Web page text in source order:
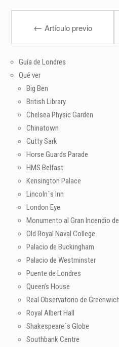
← Artículo previo
Guía de Londres
Qué ver
Big Ben
British Library
Chelsea Physic Garden
Chinatown
Cutty Sark
Horse Guards Parade
HMS Belfast
Kensington Palace
Lincoln´s Inn
London Eye
Monumento al Gran Incendio
Old Royal Naval College
Palacio de Buckingham
Palacio de Westminster
Puente de Londres
Queen’s House
Real Observatorio de Greenwich
Royal Albert Hall
Shakespeare´s Globe
Southbank Centre